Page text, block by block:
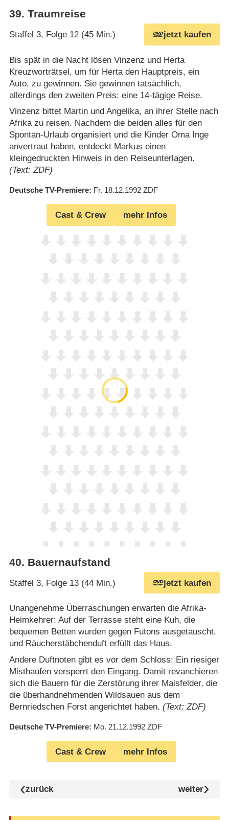
39. Traumreise
Staffel 3, Folge 12 (45 Min.) jetzt kaufen
Bis spät in die Nacht lösen Vinzenz und Herta
Kreuzworträtsel, um für Herta den Hauptpreis, ein
Auto, zu gewinnen. Sie gewinnen tatsächlich,
allerdings den zweiten Preis: eine 14-tägige Reise.
Vinzenz bittet Martin und Angelika, an ihrer Stelle nach
Afrika zu reisen. Nachdem die beiden alles für den
Spontan-Urlaub organisiert und die Kinder Oma Inge
anvertraut haben, entdeckt Markus einen
kleingedruckten Hinweis in den Reiseunterlagen.
(Text: ZDF)
Deutsche TV-Premiere Fr. 18.12.1992 ZDF
Cast & Crew mehr Infos
40. Bauernaufstand
Staffel 3, Folge 13 (44 Min.) jetzt kaufen
Unangenehme Überraschungen erwarten die Afrika-
Heimkehrer: Auf der Terrasse steht eine Kuh, die
bequemen Betten wurden gegen Futons ausgetauscht,
und Räucherstäbchenduft erfüllt das Haus.
Andere Duftnoten gibt es vor dem Schloss: Ein riesiger
Misthaufen versperrt den Eingang. Damit revanchieren
sich die Bauern für die Zerstörung ihrer Maisfelder, die
die überhandnehmenden Wildsauen aus dem
Bernriedschen Forst angerichtet haben. (Text: ZDF)
Deutsche TV-Premiere Mo. 21.12.1992 ZDF
Cast & Crew mehr Infos
zurück weiter